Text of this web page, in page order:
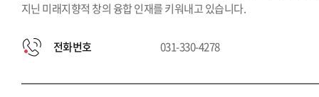
지닌 미래지향적 창의 융합 인재를 키워내고 있습니다.
전화번호 031-330-4278